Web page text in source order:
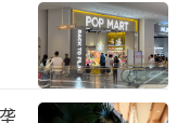
方甄选迅速作出
道歉。然而，江
可，再发声明